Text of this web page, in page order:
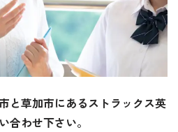
と草加市にあるストラックス英
合わせ下さい。